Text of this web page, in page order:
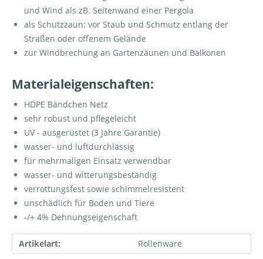
und Wind als zB. Seitenwand einer Pergola
als Schutzzaun: vor Staub und Schmutz entlang der
Straßen oder offenem Gelände
zur Windbrechung an Gartenzäunen und Balkonen
Materialeigenschaften:
HDPE Bändchen Netz
sehr robust und pflegeleicht
UV - ausgerüstet (3 Jahre Garantie)
wasser- und luftdurchlässig
für mehrmaligen Einsatz verwendbar
wasser- und witterungsbeständig
verrottungsfest sowie schimmelresistent
unschädlich für Boden und Tiere
-/+ 4% Dehnungseigenschaft
Artikelart: Rollenware